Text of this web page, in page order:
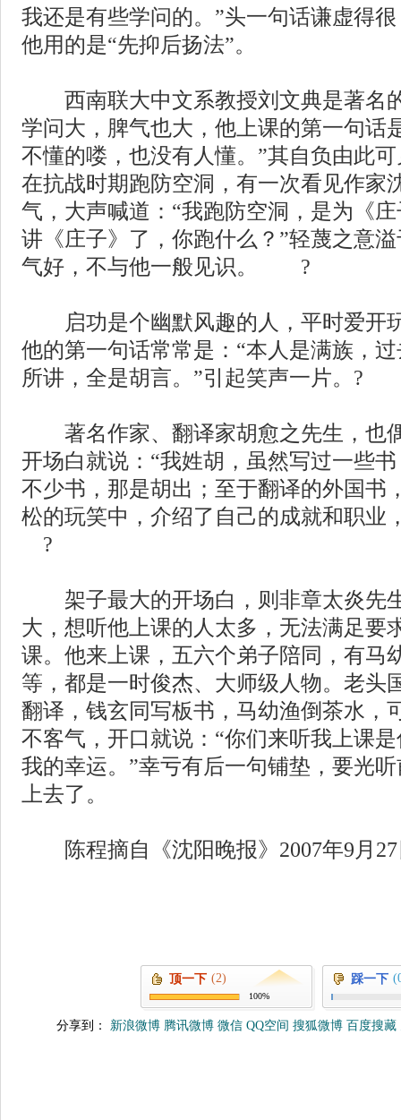
我还是有些学问的。”头一句话谦虚得
他用的是“先抑后扬法”。
西南联大中文系教授刘文典是著名
学问大，脾气也大，他上课的第一句话
不懂的喽，也没有人懂。”其自负由此
在抗战时期跑防空洞，有一次看见作家
气，大声喊道：“我跑防空洞，是为《
讲《庄子》了，你跑什么？”轻蔑之意
气好，不与他一般见识。 ?
启功是个幽默风趣的人，平时爱开
他的第一句话常常是：“本人是满族，过
所讲，全是胡言。”引起笑声一片。?
著名作家、翻译家胡愈之先生，也
开场白就说：“我姓胡，虽然写过一些
不少书，那是胡出；至于翻译的外国书
松的玩笑中，介绍了自己的成就和职
?
架子最大的开场白，则非章太炎先
大，想听他上课的人太多，无法满足要
课。他来上课，五六个弟子陪同，有马
等，都是一时俊杰、大师级人物。老头
翻译，钱玄同写板书，马幼渔倒茶水，
不客气，开口就说：“你们来听我上课
我的幸运。”幸亏有后一句铺垫，要光
上去了。
陈程摘自《沈阳晚报》2007年9月27
顶一下 (2)
100%
踩一下
分享到： 新浪微博 腾讯微博 微信 QQ空间 搜狐微博 百度搜藏